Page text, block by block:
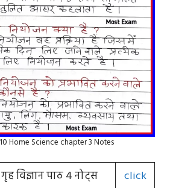
Home Science chapter 3 Notes
विज्ञान पाठ 4 नोट्स
click